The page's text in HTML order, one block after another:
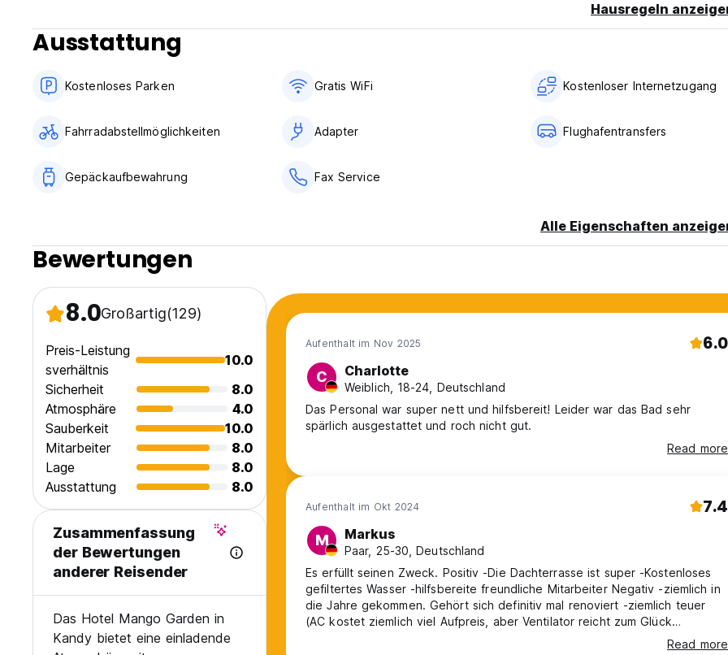
Hausregeln
Ausstattung
Kostenloses Parken Gratis WiFi Kostenloser Internetzugang
Fahrradabstellmöglichkeiten Adapter Flughafentransfers
Gepäckaufbewahrung Fax Service
Alle Eigenschaften
Bewertungen
8.0Großartig(129)
Preis-Leistung
sverhältnis
10.0
Sicherheit
8.0
Atmosphäre
4.0
Sauberkeit
10.0
Mitarbeiter
8.0
Lage
8.0
Ausstattung
8.0
Zusammenfassung
der Bewertungen
anderer Reisender
Das Hotel Mango Garden in
Kandy bietet eine einladende
Aufenthalt im Nov 2025 6.0
C Charlotte
Weiblich, 18-24, Deutschland
Das Personal war super nett und hilfsbereit! Leider war das Bad sehr
spärlich ausgestattet und roch nicht gut.
Read more
Aufenthalt im Okt 2024 7.4
M Markus
Paar, 25-30, Deutschland
Es erfüllt seinen Zweck. Positiv -Die Dachterrasse ist super -Kostenloses
gefiltertes Wasser -hilfsbereite freundliche Mitarbeiter Negativ -ziemlich in
die Jahre gekommen. Gehört sich definitiv mal renoviert -ziemlich teuer
(AC kostet ziemlich viel Aufpreis, aber Ventilator reicht zum Glück
Read more